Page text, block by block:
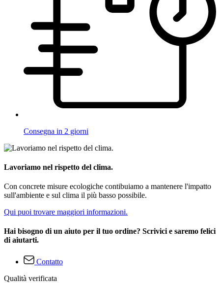
Consegna in 2 giorni
Lavoriamo nel rispetto del clima.
Con concrete misure ecologiche contibuiamo a mantenere l'impatto
sull'ambiente e sul clima il più basso possibile.
Qui puoi trovare maggiori informazioni.
Hai bisogno di un aiuto per il tuo ordine? Scrivici e saremo felici
di aiutarti.
Contatto
Qualità verificata